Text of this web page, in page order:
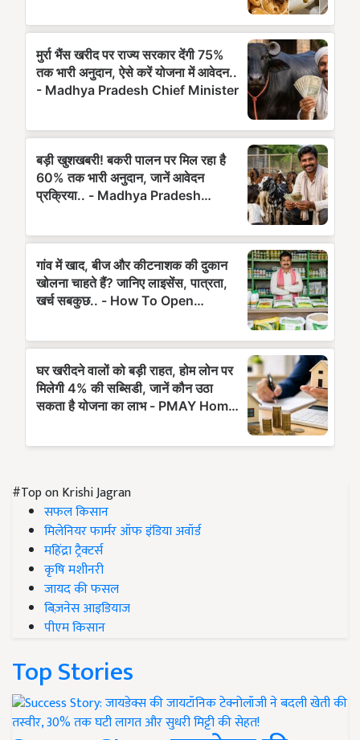
#Top on Krishi Jagran
सफल किसान
मिलेनियर फार्मर ऑफ इंडिया अवॉर्ड
महिंद्रा ट्रैक्टर्स
कृषि मशीनरी
जायद की फसल
बिज़नेस आइडियाज
पीएम किसान
Top Stories